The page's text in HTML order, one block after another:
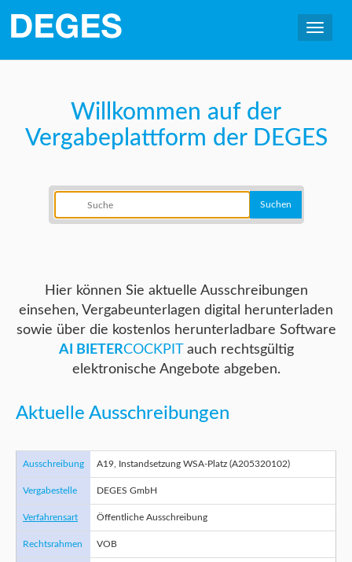
Willkommen auf der
Vergabeplattform der DEGES
Hier können Sie aktuelle Ausschreibungen
einsehen, Vergabeunterlagen digital herunterladen
sowie über die kostenlos herunterladbare Software
AI BIETERCOCKPITauch rechtsgültig
elektronische Angebote abgeben.
Aktuelle Ausschreibungen
Ausschreibung A19, Instandsetzung WSA-Platz (A205320102)
Vergabestelle DEGES GmbH
Verfahrensart Öffentliche Ausschreibung
Rechtsrahmen VOB